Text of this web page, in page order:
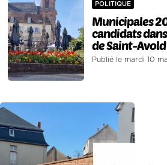
POLITIQUE
Municipales
candidats
de Saint-Avold
Publié le mardi 10